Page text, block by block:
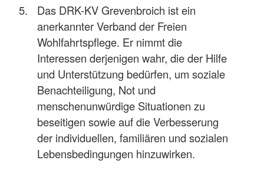
Das DRK-KV Grevenbroich ist ein
anerkannter Verband der Freien
Wohlfahrtspflege. Er nimmt die
Interessen derjenigen wahr, die der Hilfe
und Unterstützung bedürfen, um soziale
Benachteiligung, Not und
menschenunwürdige Situationen zu
beseitigen sowie auf die Verbesserung
der individuellen, familiären und sozialen
Lebensbedingungen hinzuwirken.